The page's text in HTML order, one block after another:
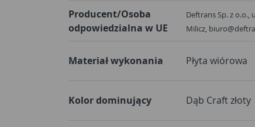
Producent/Osoba
odpowiedzialna w UE
Deftrans Sp. z o.o.,
Milicz,
Materiał wykonania Płyta wiórowa
Kolor dominujący Dąb Craft złoty